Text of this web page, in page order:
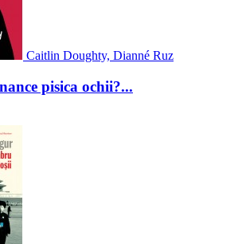
Caitlin Doughty, Dianné Ruz
pisica ochii?...